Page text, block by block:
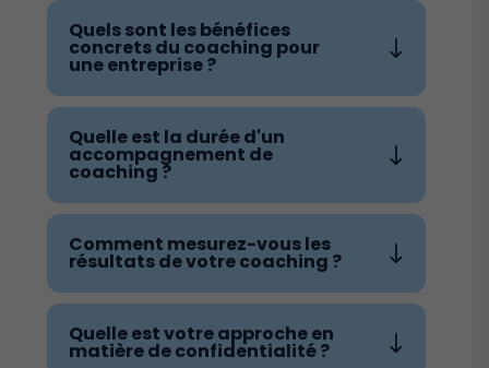
Quels sont les bénéfices
concrets du coaching pour
une entreprise ?
Quelle est la durée d'un
accompagnement de
coaching ?
Comment mesurez-vous les
résultats de votre coaching ?
Quelle est votre approche en
matière de confidentialité ?